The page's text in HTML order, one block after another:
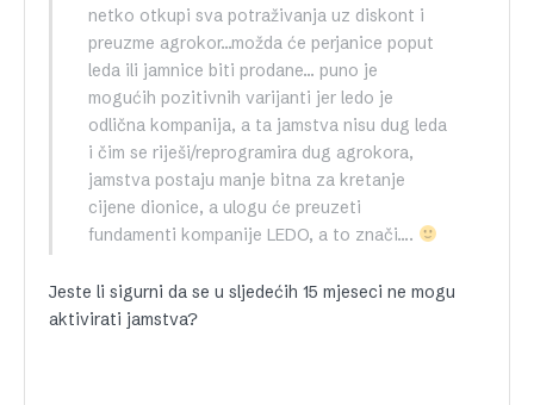
netko otkupi sva potraživanja uz diskont i
preuzme agrokor…možda će perjanice poput
leda ili jamnice biti prodane… puno je
mogućih pozitivnih varijanti jer ledo je
odlična kompanija, a ta jamstva nisu dug leda
i čim se riješi/reprogramira dug agrokora,
jamstva postaju manje bitna za kretanje
cijene dionice, a ulogu će preuzeti
fundamenti kompanije LEDO, a to znači….
Jeste li sigurni da se u sljedećih 15 mjeseci ne mogu
aktivirati jamstva?